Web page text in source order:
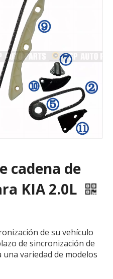
cadena de
KIA 2.0L
de su vehículo
de sincronización de
variedad de modelos